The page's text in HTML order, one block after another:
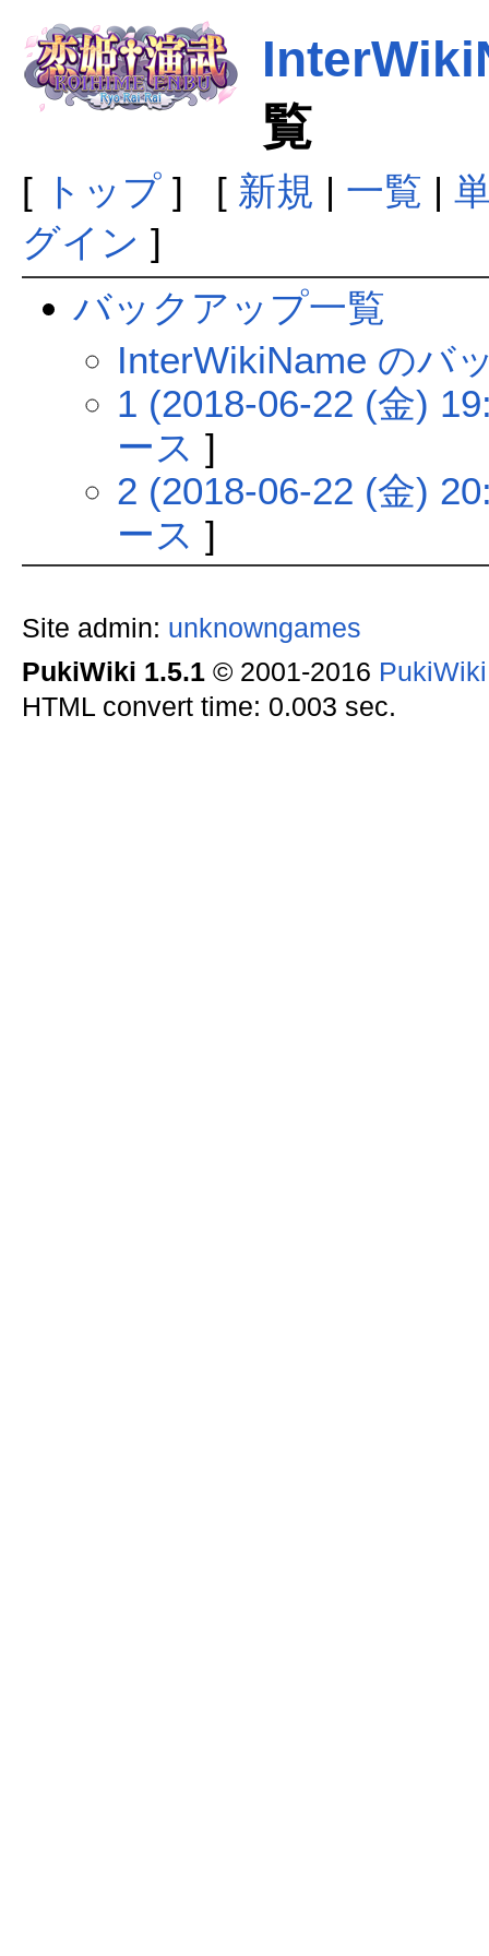
覧
[ トップ] [ 新規 | 一覧 |
グイン ]
バックアップ一覧
InterWikiName のバ
1 (2018-06-22 (金)
ース ]
2 (2018-06-22 (金)
ース ]
Site admin: unknowngames
PukiWiki 1.5.1© 2001-2016
HTML convert time: 0.003 sec.